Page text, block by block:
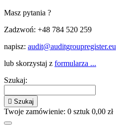
Masz pytania ?
Zadzwoń: +48 784 520 259
napisz: audit@auditgroupregister.eu
lub skorzystaj z formularza ...
Szukaj:
 Szukaj
Twoje zamówienie: 0 sztuk 0,00 zł